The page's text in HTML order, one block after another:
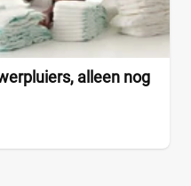
alleen nog